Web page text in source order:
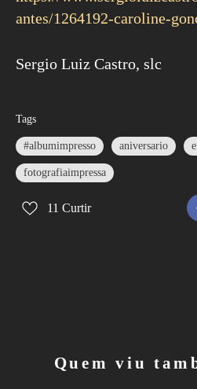
antes/1264192-caroline-
Sergio Luiz Castro, slc
Tags
#albumimpresso aniversario
fotografiaimpressa
11 Curtir
Quem viu